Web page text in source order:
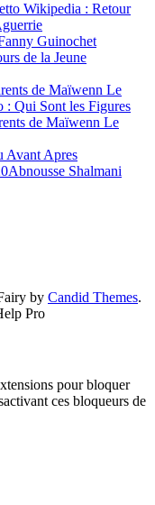
Wikipedia : Retour
Guinochet
de la Jeune
de Maïwenn Le
: Qui Sont les Figures
de Maïwenn Le
Avant Apres
Abnousse Shalmani
by Candid Themes.
pour bloquer
ces bloqueurs de